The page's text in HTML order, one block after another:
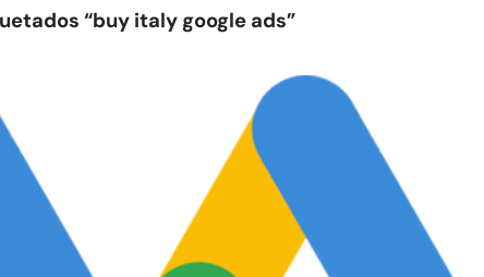
“buy italy google ads”